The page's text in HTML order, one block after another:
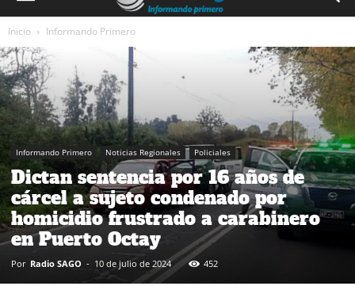
Inicio Informando Primero
Informando Primero Noticias Regionales Policiales
Dictan sentencia por 16 años de
cárcel a sujeto condenado por
homicidio frustrado a carabinero
en Puerto Octay
Por Radio SAGO - 10 de julio de 2024 452